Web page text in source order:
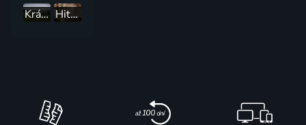
Krásné živé památky
Hitlerovo nejstřeženější tajemství: Filmy Evy Braunové